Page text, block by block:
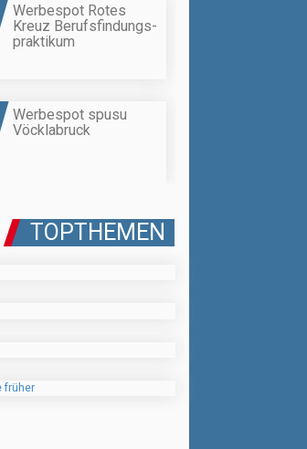
Werbespot Rotes
Kreuz Berufsfindungs-
praktikum
Werbespot spusu
Vöcklabruck
TOPTHEMEN